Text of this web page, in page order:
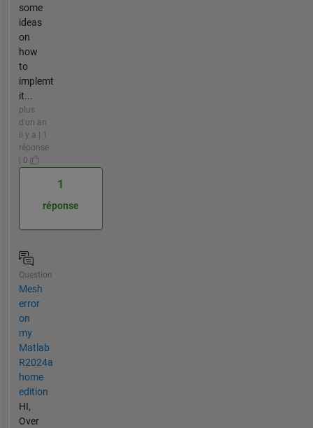
some
ideas
on
how
to
implemt
it...
plus
d'un an
il y a | 1
réponse
| 0
1
réponse
Question
Mesh
error
on
my
Matlab
R2024a
home
edition
HI,
Over